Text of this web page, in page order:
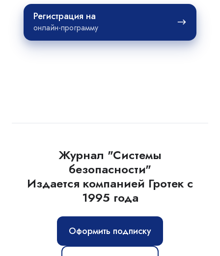
Регистрация на
онлайн-программу
Регистрация
Журнал "Системы
безопасности"
Издается компанией Гротек с
1995 года
Оформить подписку